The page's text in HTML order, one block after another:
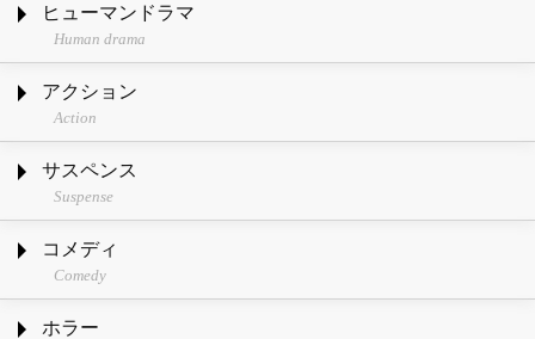
ヒューマンドラマ
Human drama
アクション
Action
サスペンス
Suspense
コメディ
Comedy
ホラー